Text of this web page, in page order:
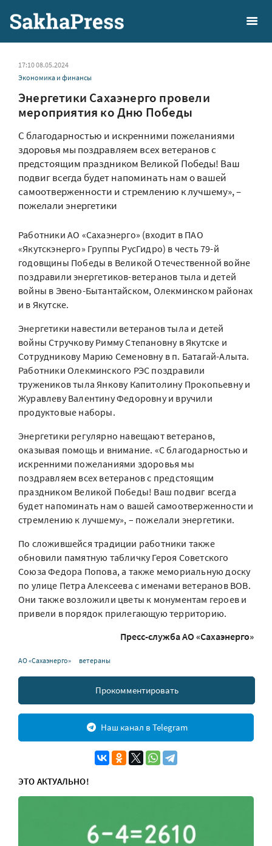
17:10 08.05.2024
Экономика и финансы
Энергетики Сахаэнерго провели
мероприятия ко Дню Победы
С благодарностью и искренними пожеланиями
здоровья мы поздравляем всех ветеранов с
предстоящим праздником Великой Победы! Ваш
подвиг всегда будет напоминать нам о вашей
самоотверженности и стремлению к лучшему», –
пожелали энергетики
Работники АО «Сахаэнерго» (входит в ПАО
«Якутскэнерго» Группы РусГидро) в честь 79-й
годовщины Победы в Великой Отечественной войне
поздравили энергетиков-ветеранов тыла и детей
войны в Эвено-Бытантайском, Олекминском районах
и в Якутске.
Энергетики навестили ветеранов тыла и детей
войны Стручкову Римму Степановну в Якутске и
Сотрудникову Марию Семеновну в п. Батагай-Алыта.
Работники Олекминского РЭС поздравили
тружеников тыла Янкову Капитолину Прокопьевну и
Журавлеву Валентину Федоровну и вручили
продуктовые наборы.
Энергетики регулярно навещают ветеранов,
оказывая помощь и внимание. «С благодарностью и
искренними пожеланиями здоровья мы
поздравляем всех ветеранов с предстоящим
праздником Великой Победы! Ваш подвиг всегда
будет напоминать нам о вашей самоотверженности и
стремлению к лучшему», – пожелали энергетики.
По сложившейся традиции работники также
обновили памятную табличку Героя Советского
Союза Федора Попова, а также мемориальную доску
по улице Петра Алексеева с именами ветеранов ВОВ.
Они также возложили цветы к монументам героев и
привели в порядок прилегающую территорию.
Пресс-служба АО «Сахаэнерго»
АО «Сахаэнерго» ветераны
Прокомментировать
Наш канал в Telegram
ЭТО АКТУАЛЬНО!